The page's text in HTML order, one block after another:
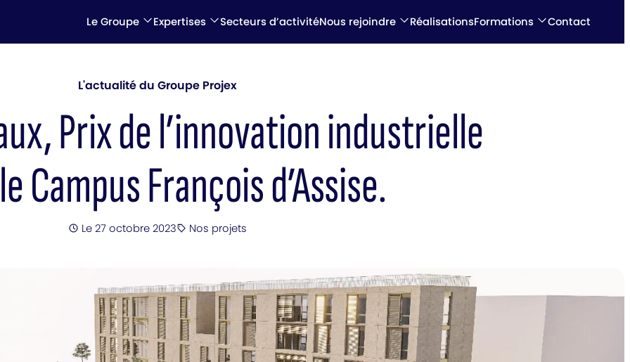
Le Groupe Expertises Secteurs d’activitéNous rejoindre RéalisationsFormations Contact
L'actualité du Groupe Projex
Prix de l’innovation industrielle
Campus François d’Assise.
Posté
Le 27 octobre 2023Catégorie
Nos projets